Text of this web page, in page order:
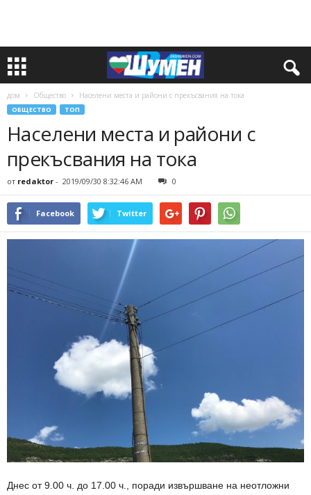
дом Общество Населени места и райони с прекъсвания на тока
ОБЩЕСТВО ТОП
Населени места и райони с
прекъсвания на тока
от redaktor - 2019/09/30 8:32:46 AM 0
Facebook Twitter
Днес от 9.00 ч. до 17.00 ч., поради извършване на неотложни